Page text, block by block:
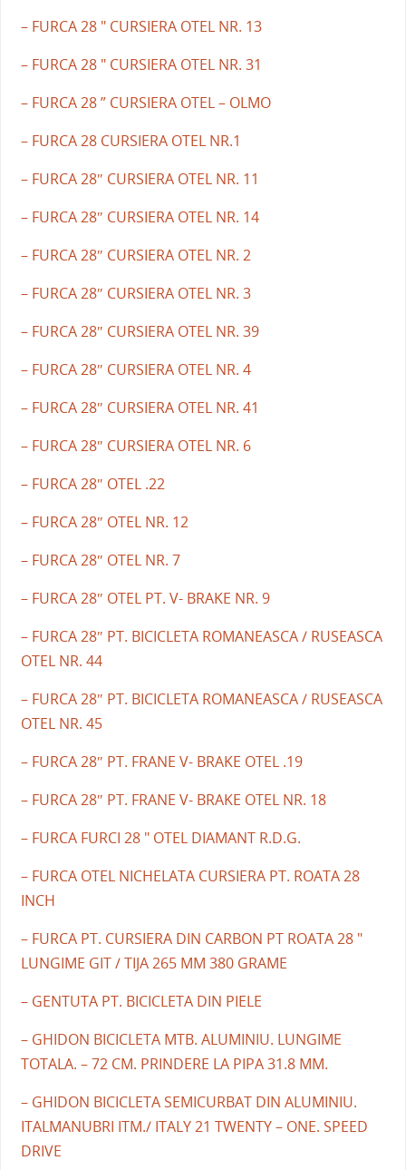
– FURCA 28 " CURSIERA OTEL NR. 13
– FURCA 28 " CURSIERA OTEL NR. 31
– FURCA 28 ” CURSIERA OTEL – OLMO
– FURCA 28 CURSIERA OTEL NR.1
– FURCA 28″ CURSIERA OTEL NR. 11
– FURCA 28″ CURSIERA OTEL NR. 14
– FURCA 28″ CURSIERA OTEL NR. 2
– FURCA 28″ CURSIERA OTEL NR. 3
– FURCA 28″ CURSIERA OTEL NR. 39
– FURCA 28″ CURSIERA OTEL NR. 4
– FURCA 28″ CURSIERA OTEL NR. 41
– FURCA 28″ CURSIERA OTEL NR. 6
– FURCA 28″ OTEL .22
– FURCA 28″ OTEL NR. 12
– FURCA 28″ OTEL NR. 7
– FURCA 28″ OTEL PT. V- BRAKE NR. 9
– FURCA 28″ PT. BICICLETA ROMANEASCA / RUSEASCA
OTEL NR. 44
– FURCA 28″ PT. BICICLETA ROMANEASCA / RUSEASCA
OTEL NR. 45
– FURCA 28″ PT. FRANE V- BRAKE OTEL .19
– FURCA 28″ PT. FRANE V- BRAKE OTEL NR. 18
– FURCA FURCI 28 " OTEL DIAMANT R.D.G.
– FURCA OTEL NICHELATA CURSIERA PT. ROATA 28
INCH
– FURCA PT. CURSIERA DIN CARBON PT ROATA 28 "
LUNGIME GIT / TIJA 265 MM 380 GRAME
– GENTUTA PT. BICICLETA DIN PIELE
– GHIDON BICICLETA MTB. ALUMINIU. LUNGIME
TOTALA. – 72 CM. PRINDERE LA PIPA 31.8 MM.
– GHIDON BICICLETA SEMICURBAT DIN ALUMINIU.
ITALMANUBRI ITM./ ITALY 21 TWENTY – ONE. SPEED
DRIVE